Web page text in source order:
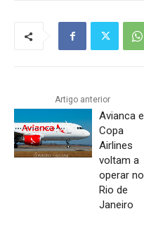
Artigo anterior
Avianca e
Copa
Airlines
voltam a
operar no
Rio de
Janeiro